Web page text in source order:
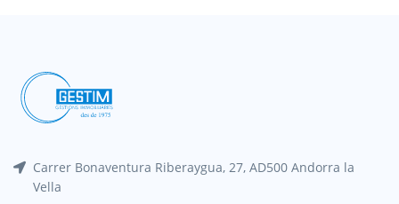
Carrer Bonaventura Riberaygua, 27, AD500 Andorra la
Vella